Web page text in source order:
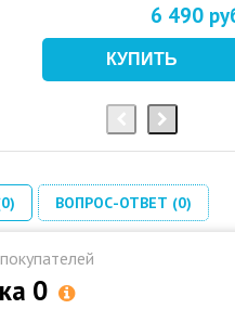
6 490
ВОПРОС-ОТВЕТ (0)
0